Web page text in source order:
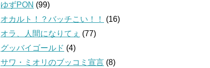
ゆずPON (99)
オカルト！？バッチこい！！
(16)
オラ、人間になりてぇ (77)
グッバイゴールド (4)
サワ・ミオリのブッコミ宣言 (8)